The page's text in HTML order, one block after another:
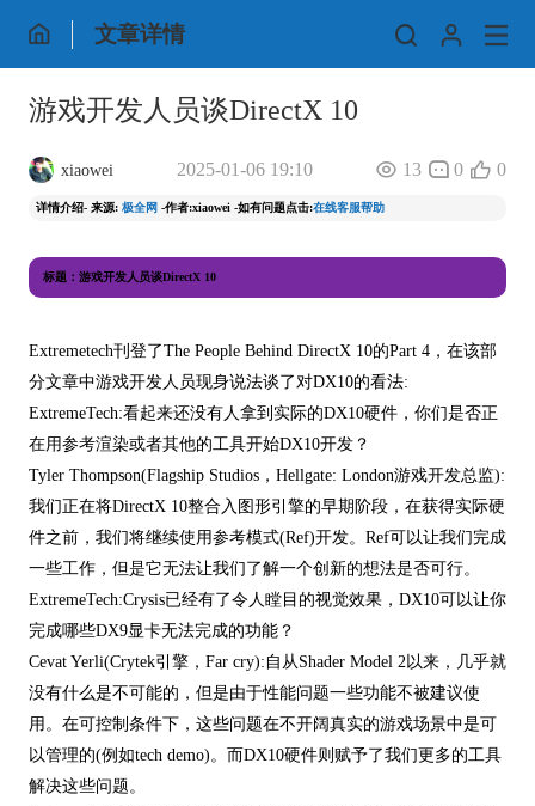
文章详情
游戏开发人员谈DirectX 10
xiaowei 2025-01-06 19:10 13 0 0
详情介绍- 来源: 极全网 -作者:xiaowei -如有问题点击:在线客服帮助
标题：游戏开发人员谈DirectX 10
Extremetech刊登了The People Behind DirectX 10的Part 4，在该部
分文章中游戏开发人员现身说法谈了对DX10的看法:
ExtremeTech:看起来还没有人拿到实际的DX10硬件，你们是否正
在用参考渲染或者其他的工具开始DX10开发？
Tyler Thompson(Flagship Studios，Hellgate: London游戏开发总监):
我们正在将DirectX 10整合入图形引擎的早期阶段，在获得实际硬
件之前，我们将继续使用参考模式(Ref)开发。Ref可以让我们完成
一些工作，但是它无法让我们了解一个创新的想法是否可行。
ExtremeTech:Crysis已经有了令人瞠目的视觉效果，DX10可以让你
完成哪些DX9显卡无法完成的功能？
Cevat Yerli(Crytek引擎，Far cry):自从Shader Model 2以来，几乎就
没有什么是不可能的，但是由于性能问题一些功能不被建议使
用。在可控制条件下，这些问题在不开阔真实的游戏场景中是可
以管理的(例如tech demo)。而DX10硬件则赋予了我们更多的工具
解决这些问题。